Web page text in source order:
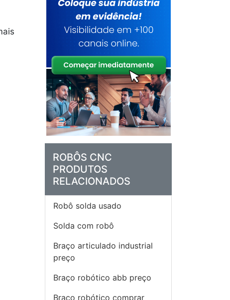
ROBÔS CNC
PRODUTOS
RELACIONADOS
Robô solda usado
Solda com robô
Braço articulado industrial
preço
Braço robótico abb preço
Braço robótico comprar